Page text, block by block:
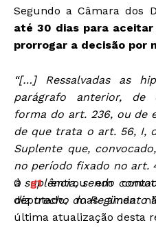
Segundo a Câmara dos
até 30 dias para aceitar
prorrogar a decisão por
“[…] Ressalvadas as
parágrafo anterior, de
forma do art. 236, ou de
de que trata o art. 56, I,
Suplente que,
no período fixado no art.
à suplência, sendo
diz trecho do Regimento
Og1entrou em
deputado, mas ainda
última atualização desta